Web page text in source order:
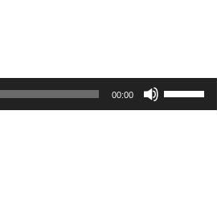
00:00